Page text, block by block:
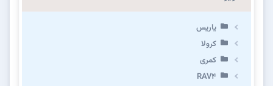
یاریس
کرولا
کمری
RAV4